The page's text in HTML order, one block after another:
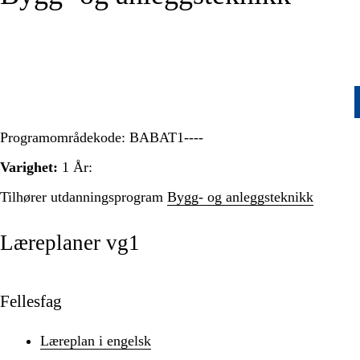
Programområdekode: BABAT1----
Varighet: 1 År:
Tilhører utdanningsprogram Bygg- og anleggsteknikk
Læreplaner vg1
Fellesfag
Læreplan i engelsk